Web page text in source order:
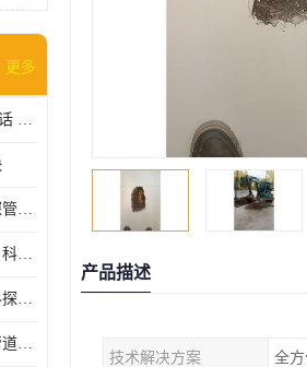
更多
家庭自来水管漏水检测电话 服务周到
市政高压车疏通清洗 科探管道工程 设备齐
市政高压车疏通清洗公司 科探管道工程 经验丰富
市政消防管道漏水检测 科探管道工程 快速上门
家庭管道安装公司 科探管道工程 团队服务
产品描述
技术解决方案 全方